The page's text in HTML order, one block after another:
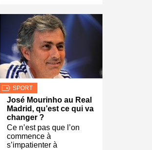
SPORT
José Mourinho au Real
Madrid, qu’est ce qui va
changer ?
Ce n’est pas que l’on
commence à
s’impatienter à